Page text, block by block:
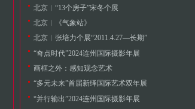
北京︱“13个房子”宋冬个展
北京︱《气象站》
北京︱张培力个展“2011.4.27—长期”
“奇点时代”2024连州国际摄影年展
画框之外：感知观念艺术
“多元未来”首届新绎国际艺术双年展
“并行输出”2024连州国际摄影年展